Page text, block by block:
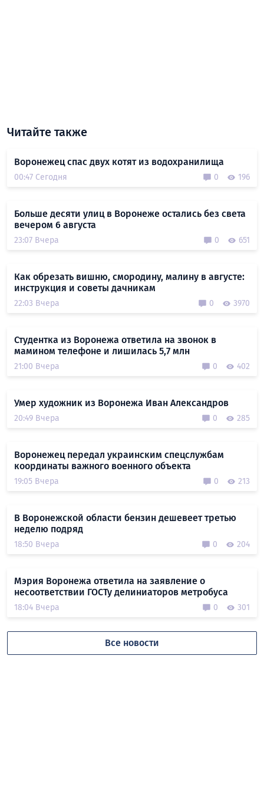
Читайте также
Воронежец спас двух котят из водохранилища
00:47 Сегодня 0 196
Больше десяти улиц в Воронеже остались без света
вечером 6 августа
23:07 Вчера 0 651
Как обрезать вишню, смородину, малину в августе:
инструкция и советы дачникам
22:03 Вчера 0 3970
Студентка из Воронежа ответила на звонок в
мамином телефоне и лишилась 5,7 млн
21:00 Вчера 0 402
Умер художник из Воронежа Иван Александров
20:49 Вчера 0 285
Воронежец передал украинским спецслужбам
координаты важного военного объекта
19:05 Вчера 0 213
В Воронежской области бензин дешевеет третью
неделю подряд
18:50 Вчера 0 204
Мэрия Воронежа ответила на заявление о
несоответствии ГОСТу делиниаторов метробуса
18:04 Вчера 0 301
Все новости